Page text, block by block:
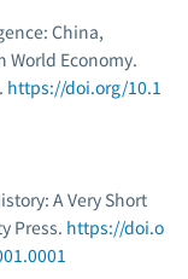
China,
World Economy.
https://doi.org/10.1
A Very Short
Press. https://doi.o